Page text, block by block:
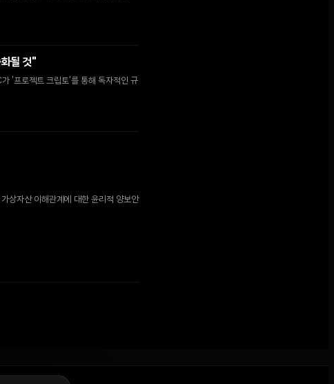
될 것"
'프로젝트 크립토'를 통해 독자적인 규
상자산 이해관계에 대한 윤리적 양보안